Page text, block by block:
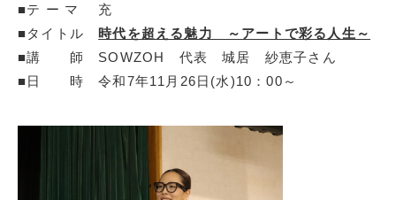
■テ ー マ 充
■タイトル 時代を超える魅力 ～アートで彩る人生～
■講 師 SOWZOH 代表 城居 紗恵子さん
■日 時 令和7年11月26日(水)10：00～